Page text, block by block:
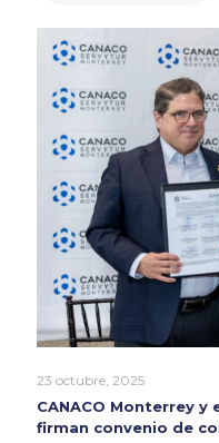
23 octubre, 2025
CANACO Monterrey
firman convenio de